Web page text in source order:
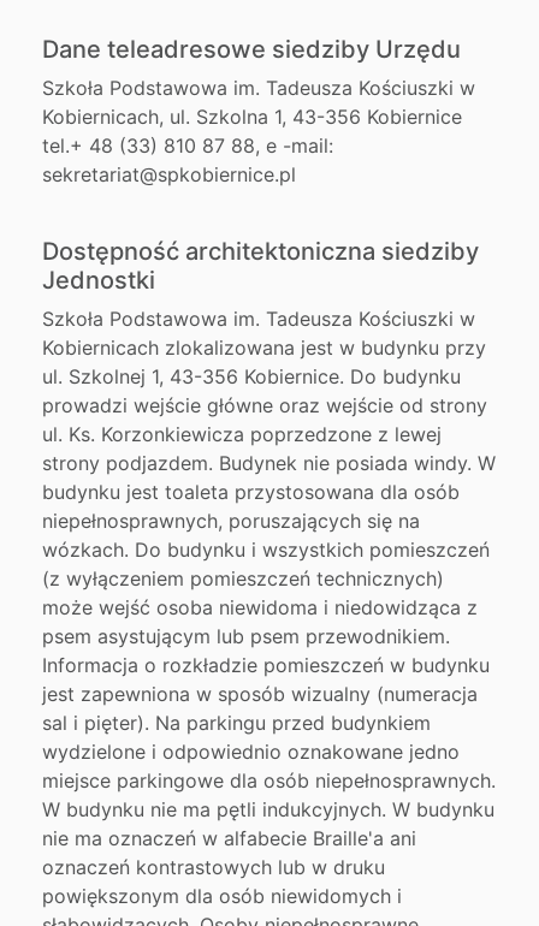
Dane teleadresowe siedziby Urzędu
Szkoła Podstawowa im. Tadeusza Kościuszki w
Kobiernicach, ul. Szkolna 1, 43-356 Kobiernice
tel.+ 48 (33) 810 87 88, e -mail:
sekretariat@spkobiernice.pl
Dostępność architektoniczna siedziby
Jednostki
Szkoła Podstawowa im. Tadeusza Kościuszki w
Kobiernicach zlokalizowana jest w budynku przy
ul. Szkolnej 1, 43-356 Kobiernice. Do budynku
prowadzi wejście główne oraz wejście od strony
ul. Ks. Korzonkiewicza poprzedzone z lewej
strony podjazdem. Budynek nie posiada windy. W
budynku jest toaleta przystosowana dla osób
niepełnosprawnych, poruszających się na
wózkach. Do budynku i wszystkich pomieszczeń
(z wyłączeniem pomieszczeń technicznych)
może wejść osoba niewidoma i niedowidząca z
psem asystującym lub psem przewodnikiem.
Informacja o rozkładzie pomieszczeń w budynku
jest zapewniona w sposób wizualny (numeracja
sal i pięter). Na parkingu przed budynkiem
wydzielone i odpowiednio oznakowane jedno
miejsce parkingowe dla osób niepełnosprawnych.
W budynku nie ma pętli indukcyjnych. W budynku
nie ma oznaczeń w alfabecie Braille'a ani
oznaczeń kontrastowych lub w druku
powiększonym dla osób niewidomych i